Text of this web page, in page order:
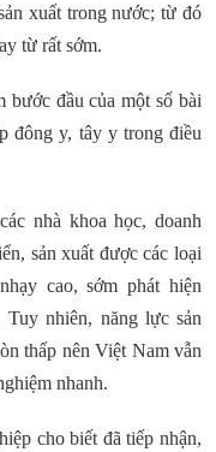
xuất trong nước; từ đó
từ rất sớm.
bước đầu của một số bài
đông y, tây y trong điều
nhà khoa học, doanh
sản xuất được các loại
cao, sớm phát hiện
nhiên, năng lực sản
thấp nên Việt Nam vẫn
nhanh.
cho biết đã tiếp nhận,